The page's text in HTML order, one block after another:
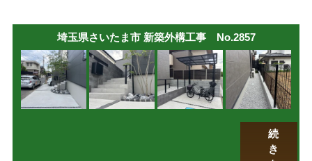
埼玉県さいたま市 新築外構工事 No.2857
続
き